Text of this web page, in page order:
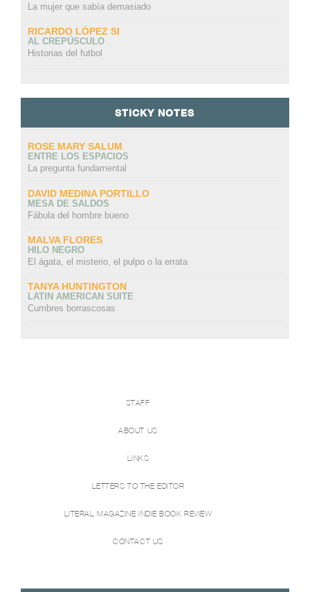
La mujer que sabía demasiado
RICARDO LÓPEZ SI
AL CREPÚSCULO
Historias del futbol
STICKY NOTES
ROSE MARY SALUM
ENTRE LOS ESPACIOS
La pregunta fundamental
DAVID MEDINA PORTILLO
MESA DE SALDOS
Fábula del hombre bueno
MALVA FLORES
HILO NEGRO
El ágata, el misterio, el pulpo o la errata
TANYA HUNTINGTON
LATIN AMERICAN SUITE
Cumbres borrascosas
STAFF
ABOUT US
LINKS
LETTERS TO THE EDITOR
LITERAL MAGAZINE INDIE BOOK REVIEW
CONTACT US